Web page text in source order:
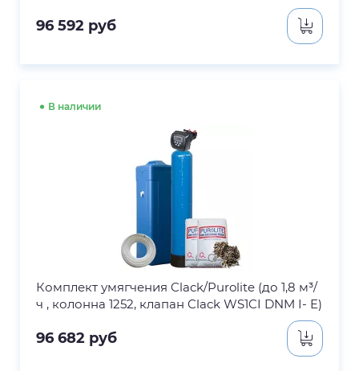
96 592 руб
В наличии
Комплект умягчения Clack/Purolite (до 1,8 м³/
ч , колонна 1252, клапан Clack WS1CI DNM I- E)
96 682 руб